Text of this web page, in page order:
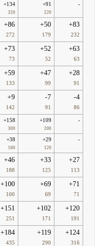
+134
320
+91
220
-
+86
272
+50
179
+83
232
+73
73
+52
52
+63
63
+59
133
+47
99
+28
91
+9
142
-7
91
-4
86
+158
300
+109
200
-
+38
180
+29
120
-
+46
188
+33
125
+27
113
+100
100
+69
69
+71
71
+151
251
+102
171
+120
191
+184
435
+119
290
+124
316